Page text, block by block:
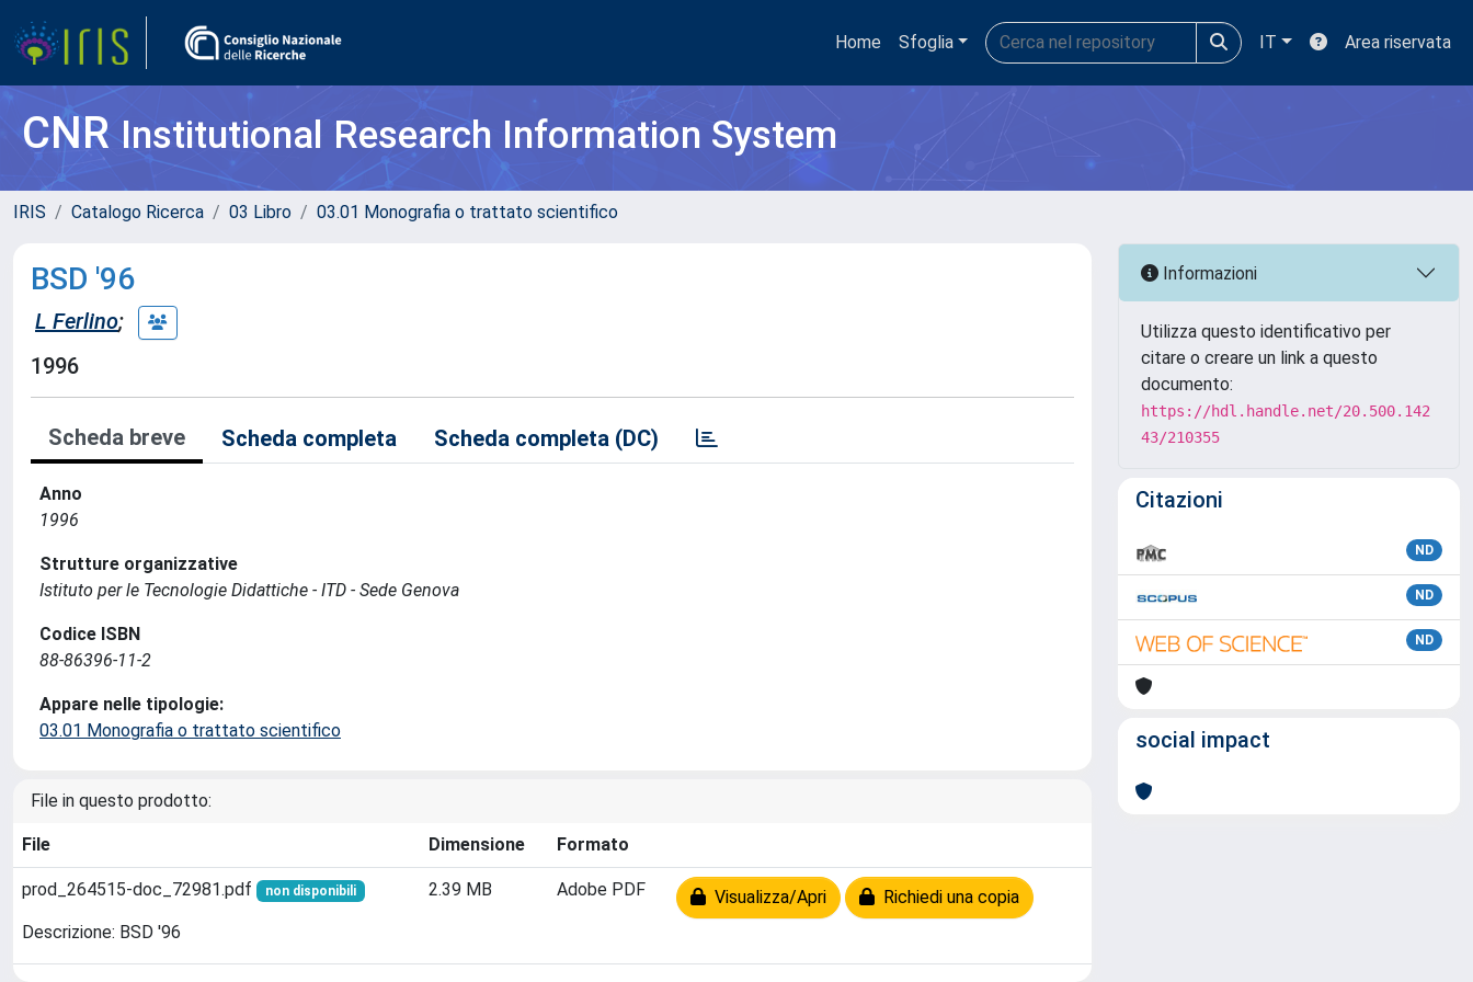
Home Sfoglia IT Area riservata
CNRInstitutional Research Information System
IRIS Catalogo Ricerca 03 Libro 03.01 Monografia o trattato scientifico
BSD '96
L Ferlino;
1996
Scheda breve Scheda completa Scheda completa (DC)
Anno
1996
Strutture organizzative
Istituto per le Tecnologie Didattiche - ITD - Sede Genova
Codice ISBN
88-86396-11-2
Appare nelle tipologie:
03.01 Monografia o trattato scientifico
File in questo prodotto:
File Dimensione Formato
prod_264515-doc_72981.pdf non disponibili
Descrizione: BSD '96
2.39 MB Adobe PDF Visualizza/Apri Richiedi una copia
Informazioni
Utilizza questo identificativo per
citare o creare un link a questo
documento:
https://hdl.handle.net/20.500.142
43/210355
Citazioni
ND
ND
ND
social impact